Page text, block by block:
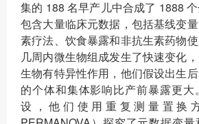
集的 188 名早产儿中合成了 1888
包含大量临床元数据，包括基线变
素疗法、饮食暴露和非抗生素药物
几周内微生物组成发生了快速变化
生物有特异性作用，他们假设出生
的个体和集体影响比产前暴露更大
设，他们使用重复测量置换